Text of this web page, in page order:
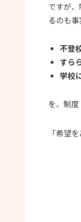
ですが
るのも事
不登
すら
学校
を、制
「希望